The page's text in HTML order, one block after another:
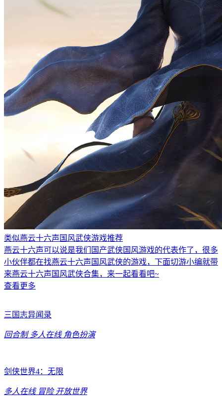
类似燕云十六声国风武侠游戏推荐
燕云十六声可以说是我们国产武侠国风游戏的代表作了，很多
小伙伴都在找燕云十六声国风武侠的游戏，下面切游小编就带
来燕云十六声国风武侠合集，来一起看看吧~
查看更多
三国志异闻录
回合制 多人在线 角色扮演
剑侠世界4：无限
多人在线 冒险 开放世界